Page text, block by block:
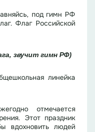
под гимн РФ
Флаг Российской
звучит гимн РФ)
линейка
отмечается
Этот праздник
вдохновить людей